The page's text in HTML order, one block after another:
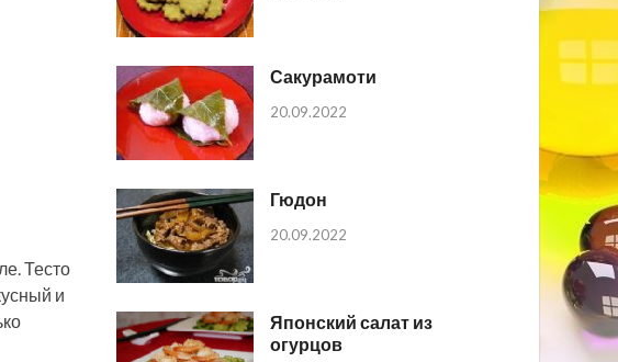
Тесто
и
Сакурамоти
20.09.2022
Гюдон
20.09.2022
Японский салат из
огурцов